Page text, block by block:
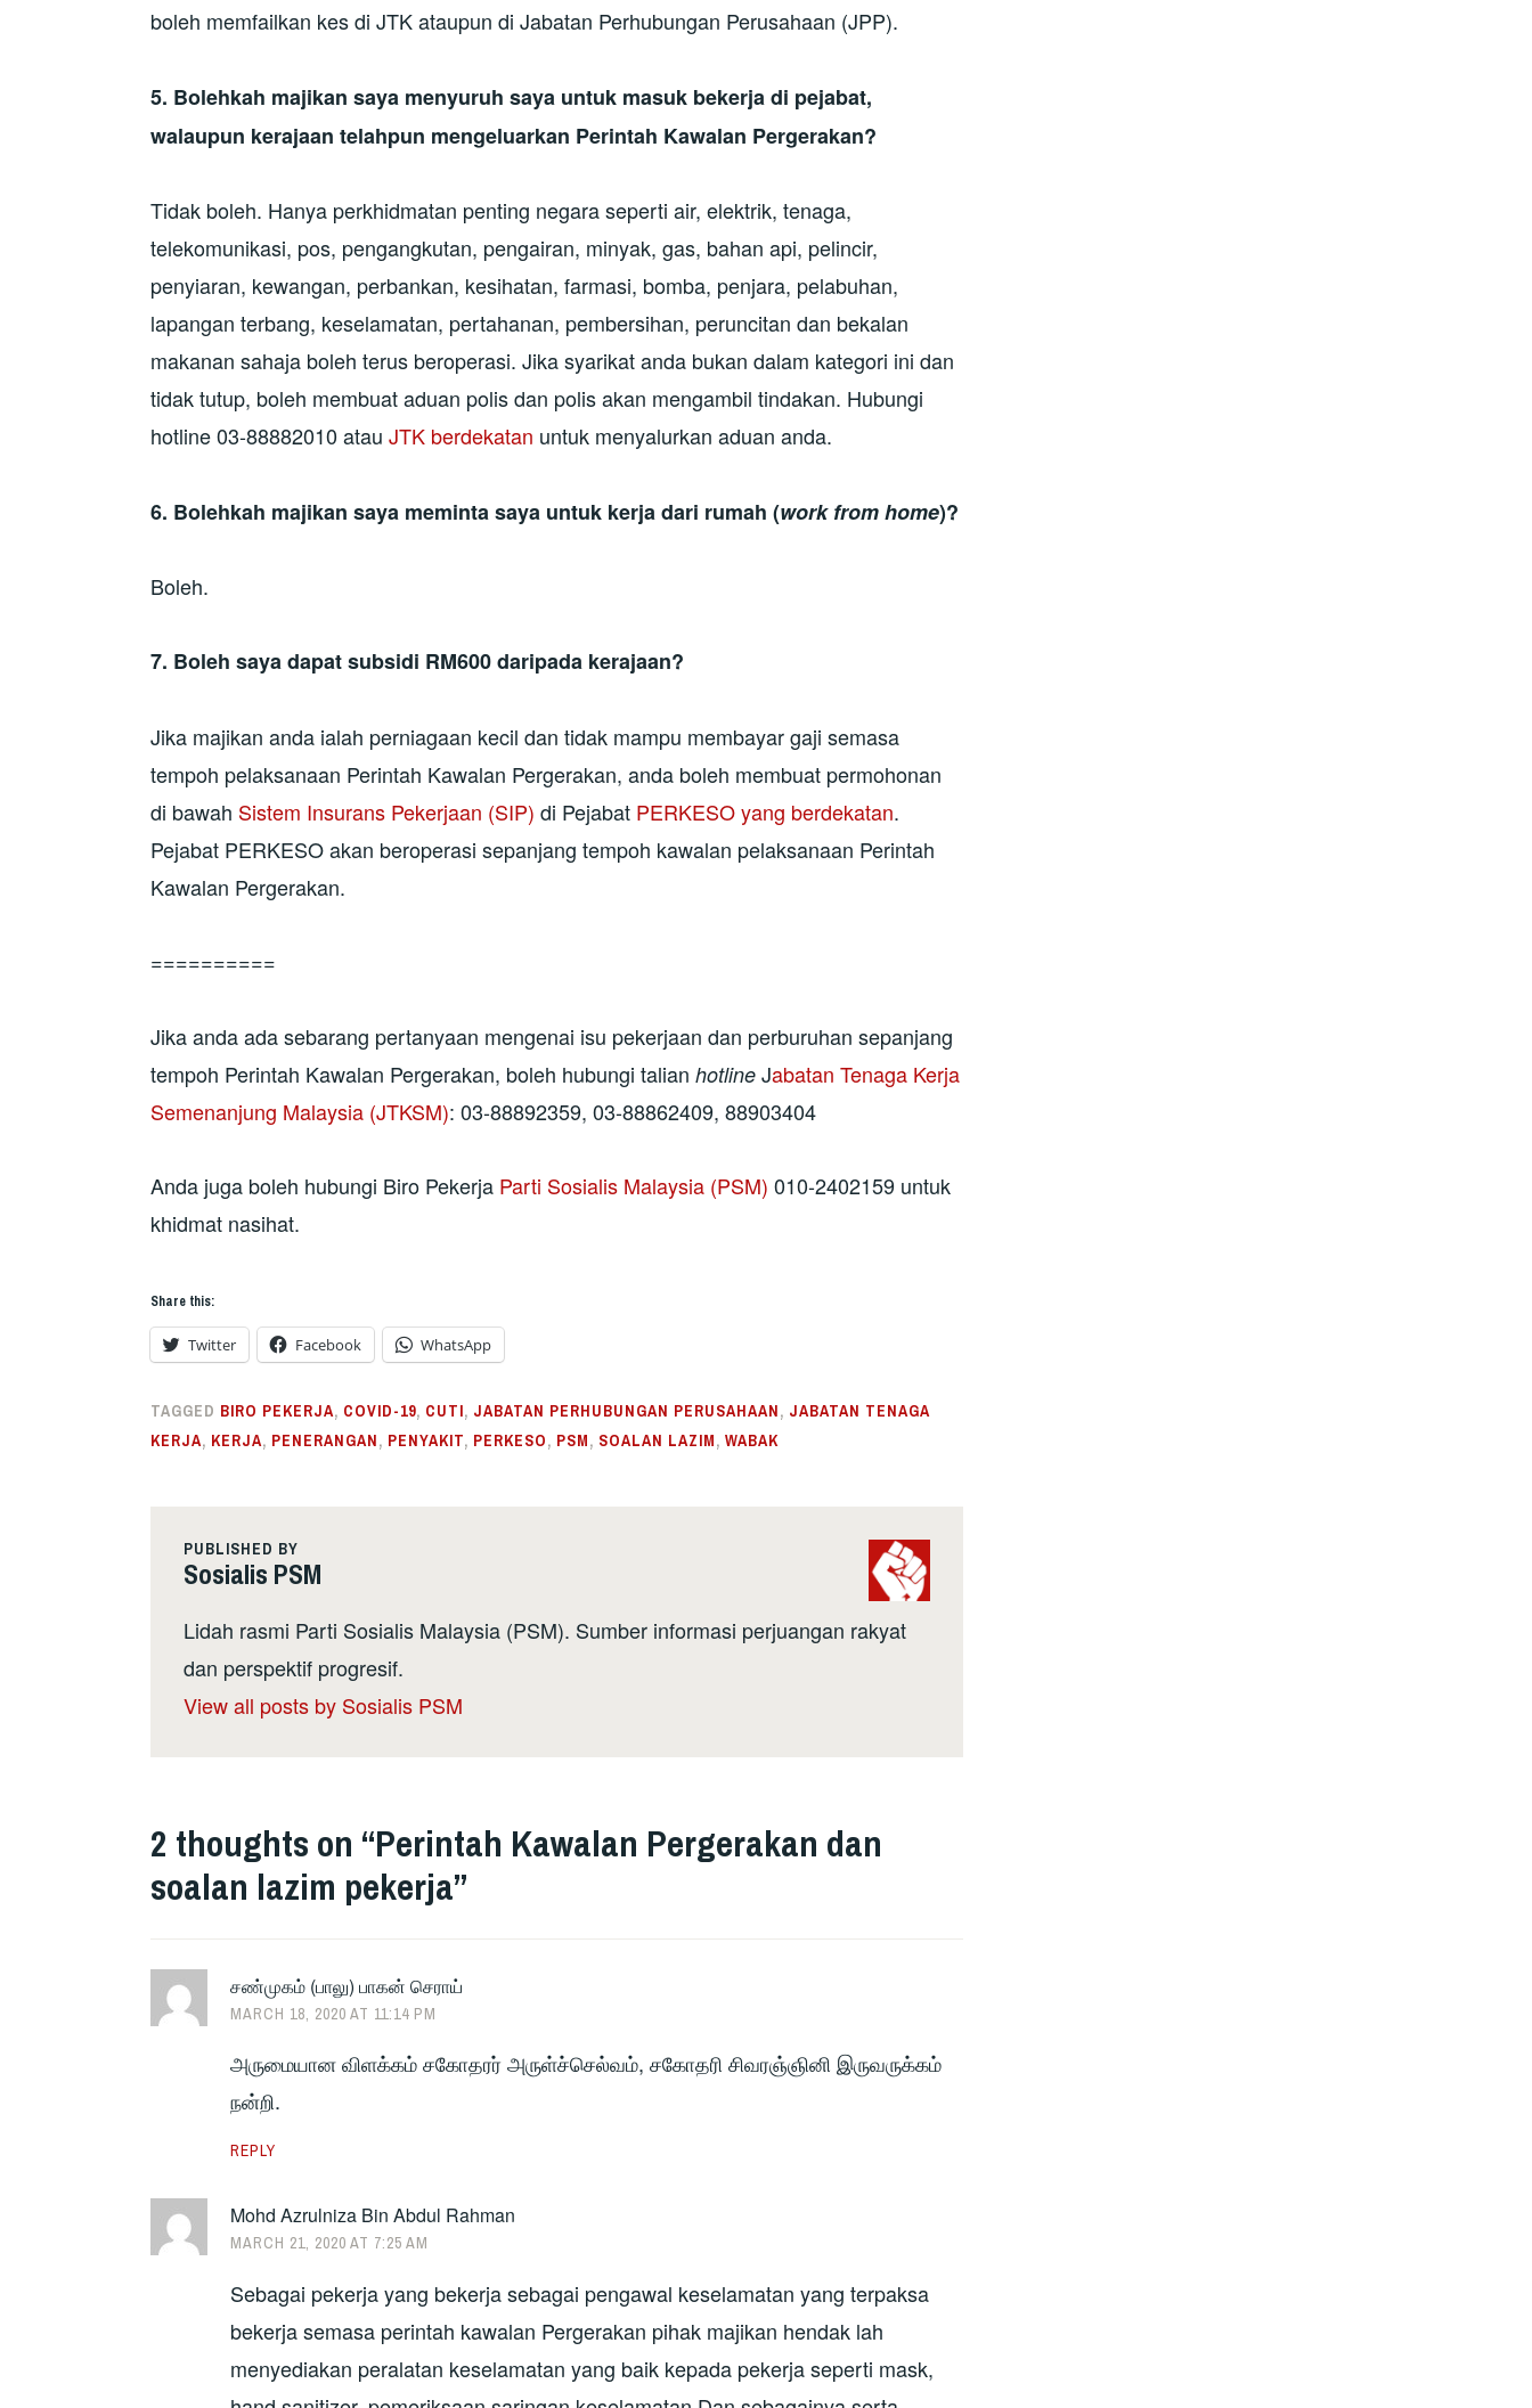
boleh memfailkan kes di JTK ataupun di Jabatan Perhubungan Perusahaan (JPP).
5. Bolehkah majikan saya menyuruh saya untuk masuk bekerja di pejabat,
walaupun kerajaan telahpun mengeluarkan Perintah Kawalan Pergerakan?
Tidak boleh. Hanya perkhidmatan penting negara seperti air, elektrik, tenaga,
telekomunikasi, pos, pengangkutan, pengairan, minyak, gas, bahan api, pelincir,
penyiaran, kewangan, perbankan, kesihatan, farmasi, bomba, penjara, pelabuhan,
lapangan terbang, keselamatan, pertahanan, pembersihan, peruncitan dan bekalan
makanan sahaja boleh terus beroperasi. Jika syarikat anda bukan dalam kategori ini dan
tidak tutup, boleh membuat aduan polis dan polis akan mengambil tindakan. Hubungi
hotline 03-88882010 atau JTK berdekatan untuk menyalurkan aduan anda.
6. Bolehkah majikan saya meminta saya untuk kerja dari rumah (work from home)?
Boleh.
7. Boleh saya dapat subsidi RM600 daripada kerajaan?
Jika majikan anda ialah perniagaan kecil dan tidak mampu membayar gaji semasa
tempoh pelaksanaan Perintah Kawalan Pergerakan, anda boleh membuat permohonan
di bawah Sistem Insurans Pekerjaan (SIP) di Pejabat PERKESO yang berdekatan.
Pejabat PERKESO akan beroperasi sepanjang tempoh kawalan pelaksanaan Perintah
Kawalan Pergerakan.
==========
Jika anda ada sebarang pertanyaan mengenai isu pekerjaan dan perburuhan sepanjang
tempoh Perintah Kawalan Pergerakan, boleh hubungi talian hotline Jabatan Tenaga Kerja
Semenanjung Malaysia (JTKSM): 03-88892359, 03-88862409, 88903404
Anda juga boleh hubungi Biro Pekerja Parti Sosialis Malaysia (PSM) 010-2402159 untuk
khidmat nasihat.
Share this:
Twitter Facebook WhatsApp
TAGGED BIRO PEKERJA, COVID-19, CUTI, JABATAN PERHUBUNGAN PERUSAHAAN, JABATAN TENAGA
KERJA, KERJA, PENERANGAN, PENYAKIT, PERKESO, PSM, SOALAN LAZIM, WABAK
PUBLISHED BY
Sosialis PSM
Lidah rasmi Parti Sosialis Malaysia (PSM). Sumber informasi perjuangan rakyat
dan perspektif progresif.
View all posts by Sosialis PSM
2 thoughts on “Perintah Kawalan Pergerakan dan
soalan lazim pekerja”
சண்முகம் (பாலு) பாகன் செராய்
MARCH 18, 2020 AT 11:14 PM
அருமையான விளக்கம் சகோதரர் அருள்ச்செல்வம், சகோதரி சிவரஞ்ஞினி இருவருக்கம்
நன்றி.
REPLY
Mohd Azrulniza Bin Abdul Rahman
MARCH 21, 2020 AT 7:25 AM
Sebagai pekerja yang bekerja sebagai pengawal keselamatan yang terpaksa
bekerja semasa perintah kawalan Pergerakan pihak majikan hendak lah
menyediakan peralatan keselamatan yang baik kepada pekerja seperti mask,